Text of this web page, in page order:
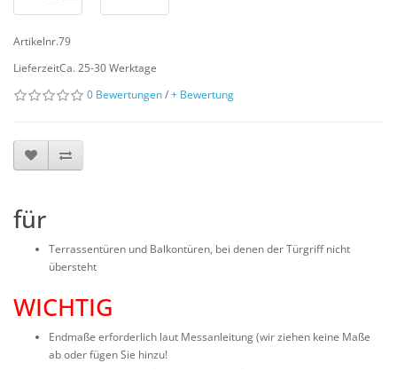
Artikelnr.79
LieferzeitCa. 25-30 Werktage
0 Bewertungen/+ Bewertung
für
Terrassentüren und Balkontüren, bei denen der Türgriff nicht
übersteht
WICHTIG
Endmaße erforderlich laut Messanleitung (wir ziehen keine Maße
ab oder fügen Sie hinzu!